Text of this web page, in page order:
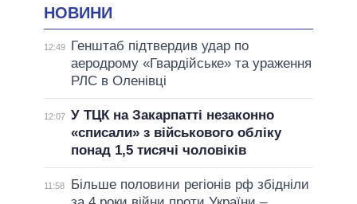
НОВИНИ
12:49
Генштаб підтвердив удар по
аеродрому «Гвардійське» та ураження
РЛС в Оленівці
12:07 У ТЦК на Закарпатті незаконно
«списали» з військового обліку
понад 1,5 тисячі чоловіків
11:58
Більше половини регіонів рф збідніли